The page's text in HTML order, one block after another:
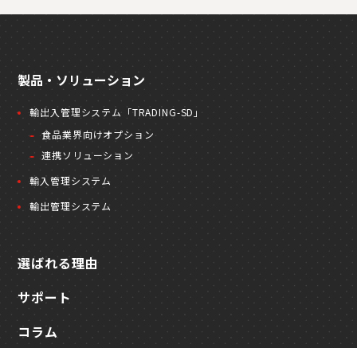
製品・ソリューション
輸出入管理システム「TRADING-SD」
食品業界向けオプション
連携ソリューション
輸入管理システム
輸出管理システム
選ばれる理由
サポート
コラム